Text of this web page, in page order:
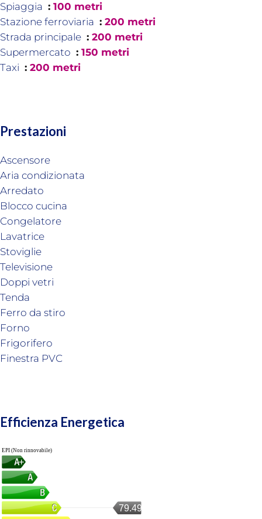
Spiaggia
100 metri
Stazione ferroviaria
200 metri
Strada principale
200 metri
Supermercato
150 metri
Taxi
200 metri
Prestazioni
Ascensore
Aria condizionata
Arredato
Blocco cucina
Congelatore
Lavatrice
Stoviglie
Televisione
Doppi vetri
Tenda
Ferro da stiro
Forno
Frigorifero
Finestra PVC
Efficienza Energetica
EPI (Non rinnovabile)
79.49